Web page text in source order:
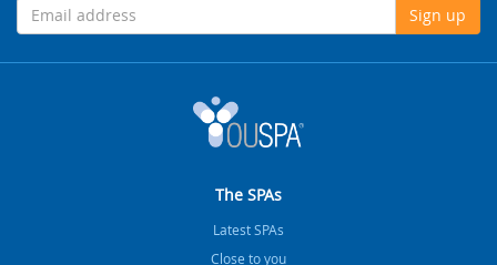
Sign up
The SPAs
Latest SPAs
Close to you